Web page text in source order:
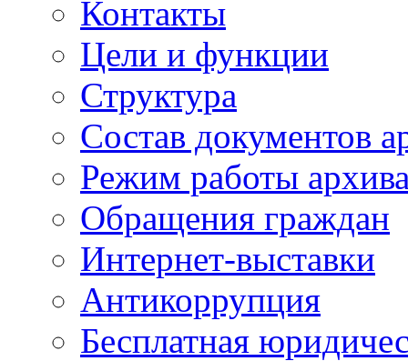
Контакты
Цели и функции
Структура
Состав документов
Режим работы
Обращения граждан
Интернет-выставки
Антикоррупция
Бесплатная